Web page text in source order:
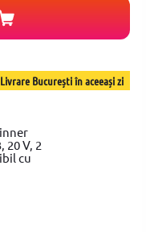
Livrare București în aceeași zi